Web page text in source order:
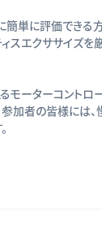
単に評価できる方
スエクササイズを
ーターコントロ
参加者の皆様には